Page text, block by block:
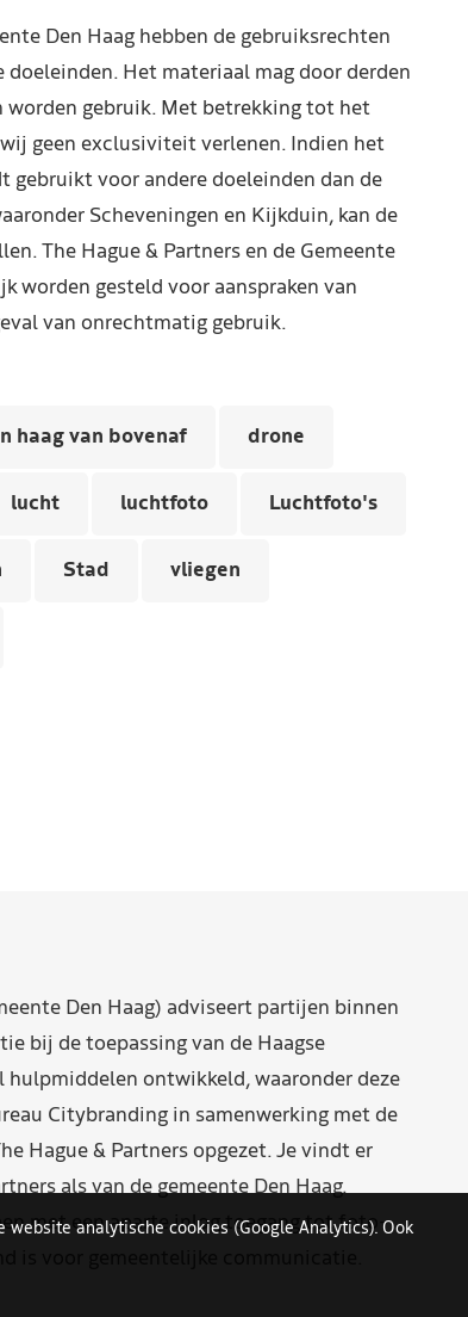
Den Haag hebben de gebruiksrechten
Het materiaal mag door derden
gebruik. Met betrekking tot het
geen exclusiviteit verlenen. Indien het
gebruikt voor andere doeleinden dan de
Scheveningen en Kijkduin, kan de
The Hague & Partners en de Gemeente
worden gesteld voor aanspraken van
van onrechtmatig gebruik.
haag van bovenaf drone
lucht luchtfoto Luchtfoto's
Stad vliegen
Den Haag) adviseert partijen binnen
bij de toepassing van de Haagse
hulpmiddelen ontwikkeld, waaronder deze
Citybranding in samenwerking met de
Hague & Partners opgezet. Je vindt er
als van de gemeente Den Haag.
met een aparte inlog toegang tot foto-
is voor gemeentelijke communicatie.
analytische cookies (Google Analytics). Ook